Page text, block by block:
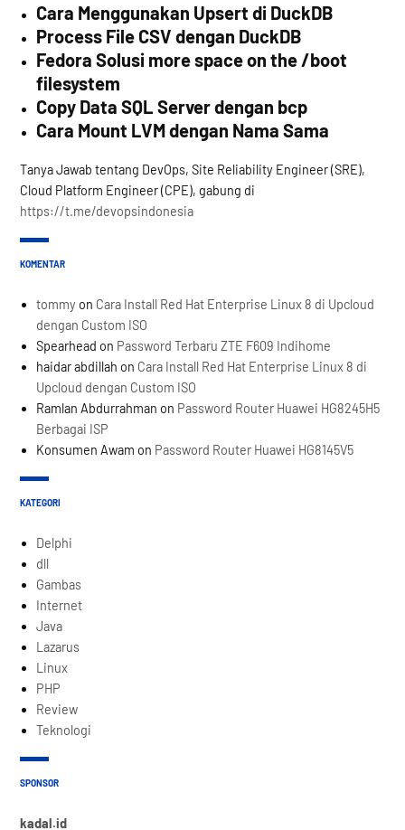
Cara Menggunakan Upsert di DuckDB
Process File CSV dengan DuckDB
Fedora Solusi more space on the /boot
filesystem
Copy Data SQL Server dengan bcp
Cara Mount LVM dengan Nama Sama
Tanya Jawab tentang DevOps, Site Reliability Engineer (SRE),
Cloud Platform Engineer (CPE), gabung di
https://t.me/devopsindonesia
KOMENTAR
tommy on Cara Install Red Hat Enterprise Linux 8 di Upcloud
dengan Custom ISO
Spearhead on Password Terbaru ZTE F609 Indihome
haidar abdillah on Cara Install Red Hat Enterprise Linux 8 di
Upcloud dengan Custom ISO
Ramlan Abdurrahman on Password Router Huawei HG8245H5
Berbagai ISP
Konsumen Awam on Password Router Huawei HG8145V5
KATEGORI
Delphi
dll
Gambas
Internet
Java
Lazarus
Linux
PHP
Review
Teknologi
SPONSOR
kadal.id